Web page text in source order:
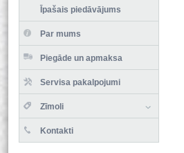
Īpašais piedāvājums
Par mums
Piegāde un apmaksa
Servisa pakalpojumi
Zīmoli
Kontakti